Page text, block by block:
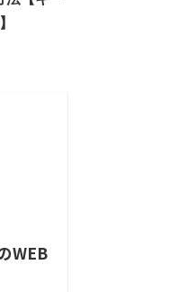
WEB